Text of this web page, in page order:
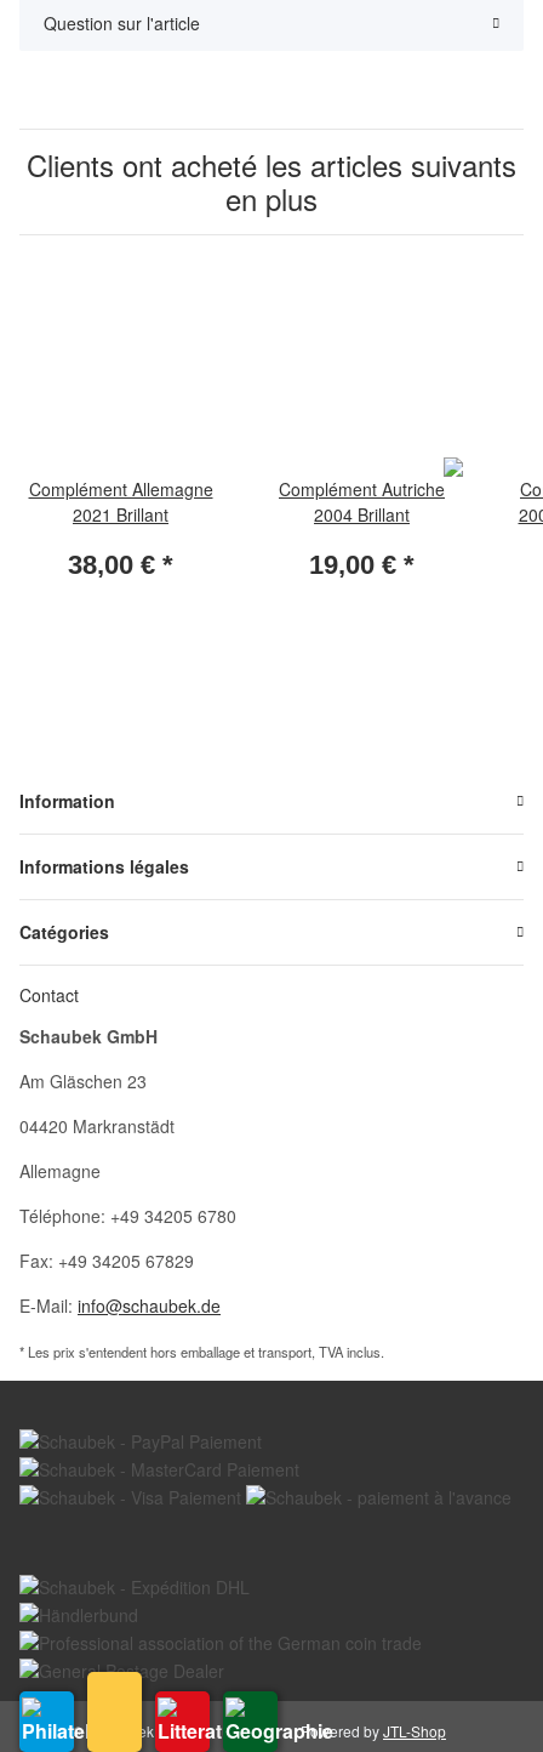
Question sur l'article
Clients ont acheté les articles suivants
en plus
Complément Allemagne
2021 Brillant
38,00 € *
Complément Autriche
2004 Brillant
19,00 € *
Information
Informations légales
Catégories
Contact
Schaubek GmbH
Am Gläschen 23
04420 Markranstädt
Allemagne
Téléphone: +49 34205 6780
Fax: +49 34205 67829
E-Mail: info@schaubek.de
* Les prix s'entendent hors emballage et transport, TVA inclus.
© Schaubek GmbH Powered byJTL-Shop